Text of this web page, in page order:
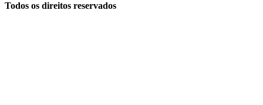
Todos os direitos reservados